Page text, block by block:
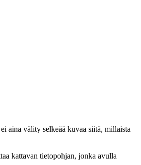
aina välity selkeää kuvaa siitä, millaista
kattavan tietopohjan, jonka avulla